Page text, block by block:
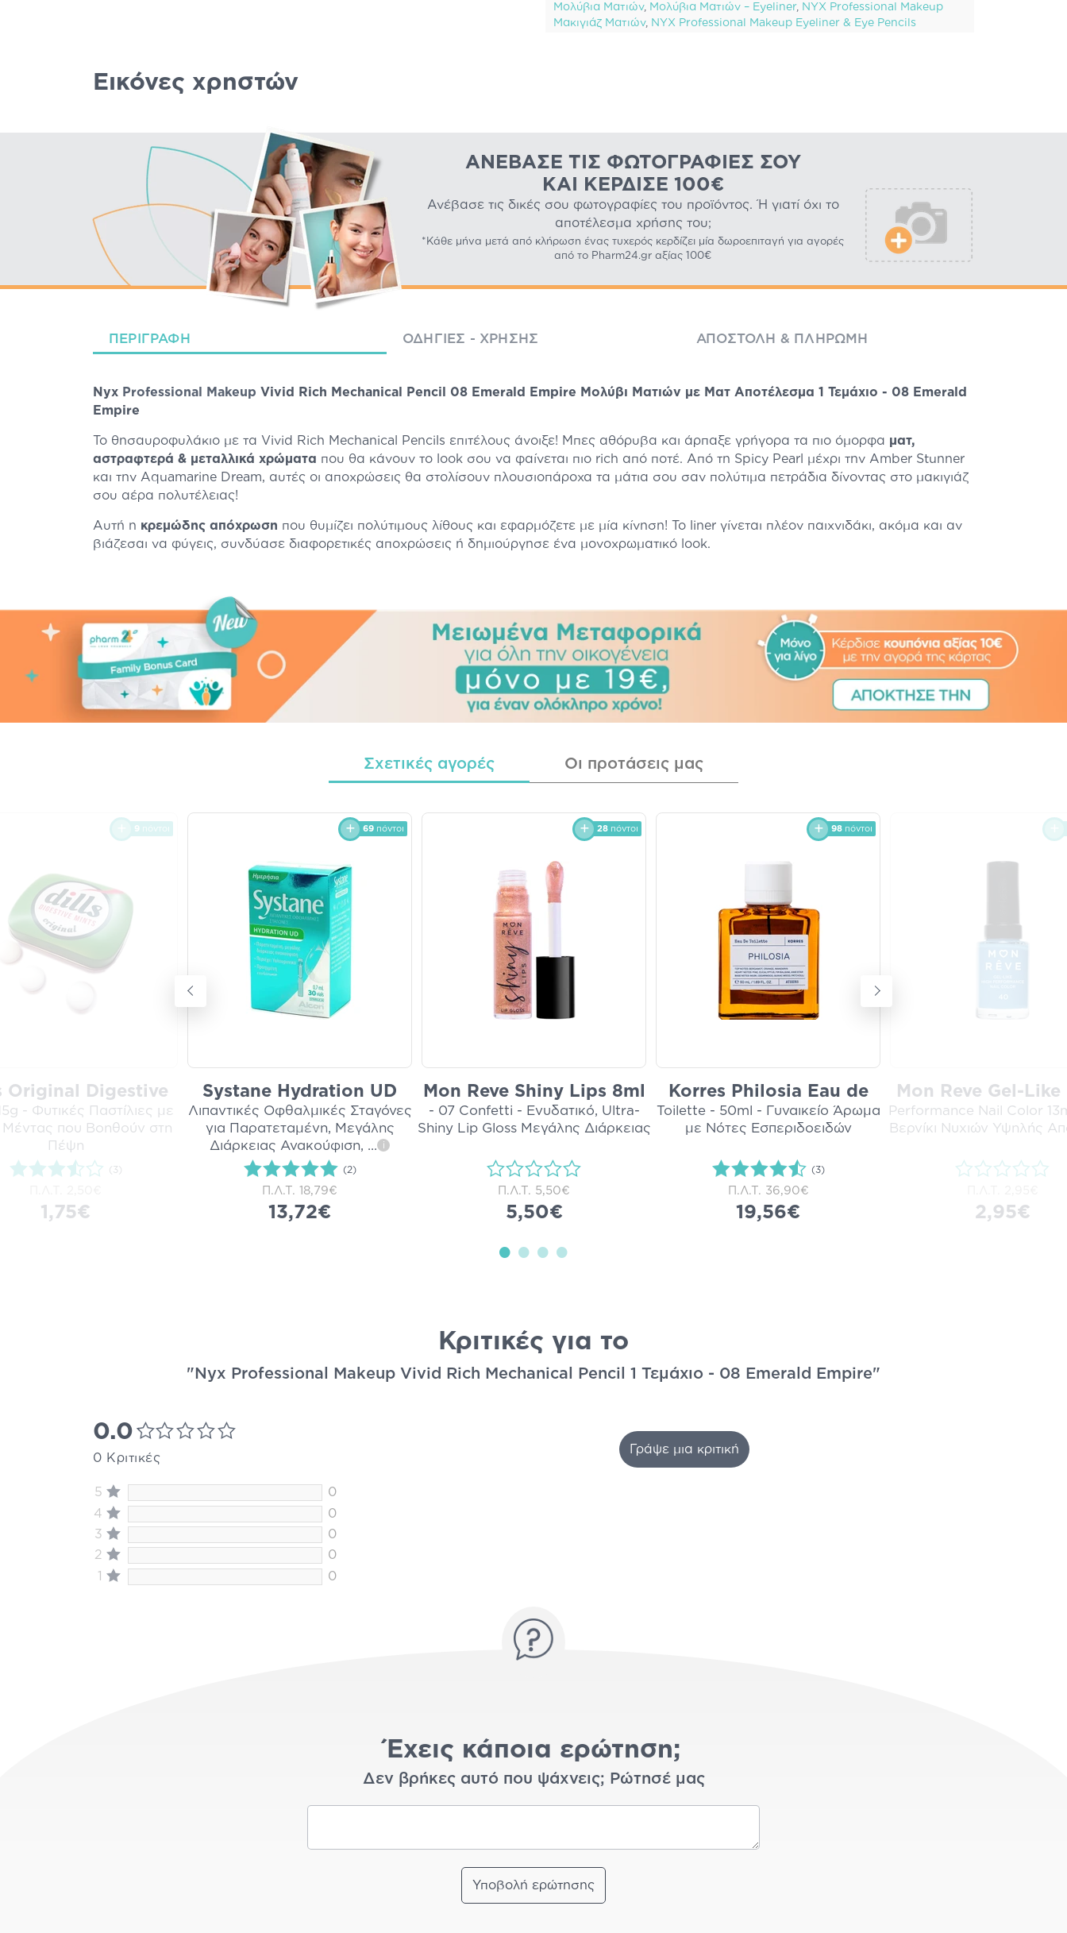
Μολύβια Ματιών, Μολύβια Ματιών – Eyeliner, NYX Professional Makeup
Μακιγιάζ Ματιών, NYX Professional Makeup Eyeliner & Eye Pencils
Εικόνες χρηστών
ΑΝΈΒΑΣΕ ΤΙΣ ΦΩΤΟΓΡΑΦΊΕΣ ΣΟΥ
ΚΑΙ ΚΈΡΔΙΣΕ 100€
Ανέβασε τις δικές σου φωτογραφίες του προϊόντος. Ή γιατί όχι το
αποτέλεσμα χρήσης του;
*Κάθε μήνα μετά από κλήρωση ένας τυχερός κερδίζει μία δωροεπιταγή για αγορές
από το Pharm24.gr αξίας 100€
ΠΕΡΙΓΡΑΦΉ ΟΔΗΓΊΕΣ - ΧΡΉΣΗΣ ΑΠΟΣΤΟΛΉ & ΠΛΗΡΩΜΉ
Nyx Professional Makeup Vivid Rich Mechanical Pencil 08 Emerald Empire Μολύβι Ματιών με Ματ Αποτέλεσμα 1 Τεμάχιο - 08 Emerald
Empire
Το θησαυροφυλάκιο με τα Vivid Rich Mechanical Pencils επιτέλους άνοιξε! Μπες αθόρυβα και άρπαξε γρήγορα τα πιο όμορφα ματ,
αστραφτερά & μεταλλικά χρώματα που θα κάνουν το look σου να φαίνεται πιο rich από ποτέ. Από τη Spicy Pearl μέχρι την Amber Stunner
και την Aquamarine Dream, αυτές οι αποχρώσεις θα στολίσουν πλουσιοπάροχα τα μάτια σου σαν πολύτιμα πετράδια δίνοντας στο μακιγιάζ
σου αέρα πολυτέλειας!
Αυτή η κρεμώδης απόχρωση που θυμίζει πολύτιμους λίθους και εφαρμόζετε με μία κίνηση! Το liner γίνεται πλέον παιχνιδάκι, ακόμα και αν
βιάζεσαι να φύγεις, συνδύασε διαφορετικές αποχρώσεις ή δημιούργησε ένα μονοχρωματικό look.
Σχετικές αγορές Οι προτάσεις μας
9 πόντοι
Original Digestive
- Φυτικές Παστίλιες με
Μέντας που Βοηθούν στη
Πέψη
(3)
1,75€
69 πόντοι
Systane Hydration UD
Λιπαντικές Οφθαλμικές Σταγόνες
για Παρατεταμένη, Μεγάλης
Διάρκειας Ανακούφιση, ... i
(2)
Π.Λ.Τ. 18,79€
13,72€
28 πόντοι
Mon Reve Shiny Lips 8ml
- 07 Confetti - Ενυδατικό, Ultra-
Shiny Lip Gloss Μεγάλης Διάρκειας
Π.Λ.Τ. 5,50€
5,50€
98 πόντοι
Korres Philosia Eau de
Toilette - 50ml - Γυναικείο Άρωμα
με Νότες Εσπεριδοειδών
(3)
Π.Λ.Τ. 36,90€
19,56€
Mon Reve Gel-
Performance Nail Color
Βερνίκι Νυχιών Υψηλής
2,95€
Κριτικές για το
"Nyx Professional Makeup Vivid Rich Mechanical Pencil 1 Τεμάχιο - 08 Emerald Empire"
0.0
0 Κριτικές
5
0
4
0
3
0
2
0
1
0
Γράψε μια κριτική
Έχεις κάποια ερώτηση;
Δεν βρήκες αυτό που ψάχνεις; Ρώτησέ μας
Υποβολή ερώτησης